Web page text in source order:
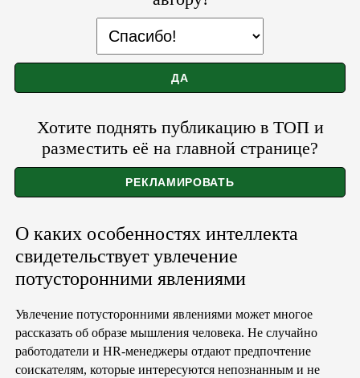
Хотите поднять публикацию в ТОП и
разместить её на главной странице?
О каких особенностях интеллекта
свидетельствует увлечение
потусторонними явлениями
Увлечение потусторонними явлениями может многое
рассказать об образе мышления человека. Не случайно
работодатели и HR-менеджеры отдают предпочтение
соискателям, которые интересуются непознанным и не